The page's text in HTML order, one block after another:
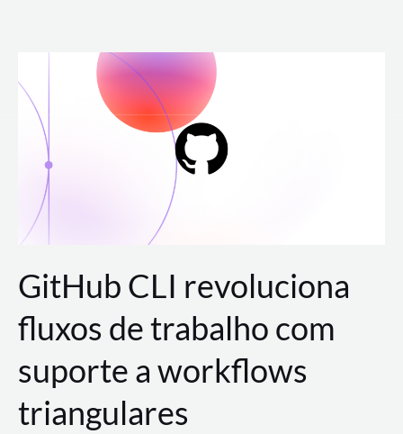
para
conteúdo
GitHub CLI revoluciona
fluxos de trabalho com
suporte a workflows
triangulares